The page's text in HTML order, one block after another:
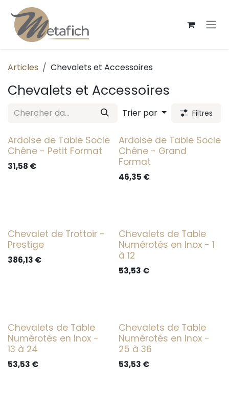
Se rendre au contenu
Articles Chevalets et Accessoires
Chevalets et Accessoires
Trier par Filtres
Ardoise de Table Socle
Chêne - Petit Format
31,58 €
Ardoise de Table Socle
Chêne - Grand
Format
46,35 €
Chevalet de Trottoir -
Prestige
386,13 €
Chevalets de Table
Numérotés en Inox - 1
à 12
53,53 €
Chevalets de Table
Numérotés en Inox -
13 à 24
53,53 €
Chevalets de Table
Numérotés en Inox -
25 à 36
53,53 €